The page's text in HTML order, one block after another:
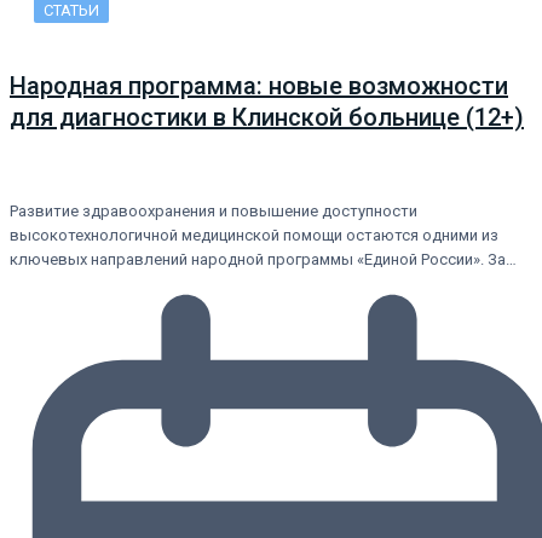
СТАТЬИ
Народная программа: новые возможности
для диагностики в Клинской больнице (12+)
Развитие здравоохранения и повышение доступности
высокотехнологичной медицинской помощи остаются одними из
ключевых направлений народной программы «Единой России». За…